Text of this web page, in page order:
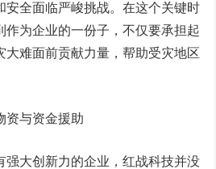
安全面临严峻挑战。在这个关键时
作为企业的一份子，不仅要承担起
大难面前贡献力量，帮助受灾地区
资与资金援助
强大创新力的企业，红战科技并没